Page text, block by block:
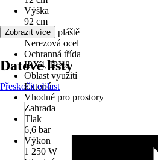
Výška
92 cm
Materiál pláště
Nerezová ocel
Ochranná třída
IPX4, IPX8
Oblast využití
Exteriér
Vhodné pro prostory
Zahrada
Tlak
6,6 bar
Výkon
1 250 W
Zobrazit více
Datové listy
Přeskočit oblast